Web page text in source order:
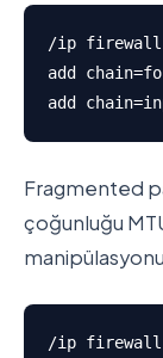
/ip
add
add
Fragmented
çoğunluğu
/ip firewall